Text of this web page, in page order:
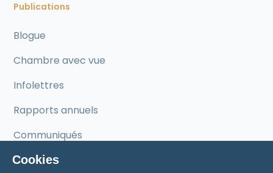
Publications
Blogue
Chambre avec vue
Infolettres
Rapports annuels
Communiqués
Cookies